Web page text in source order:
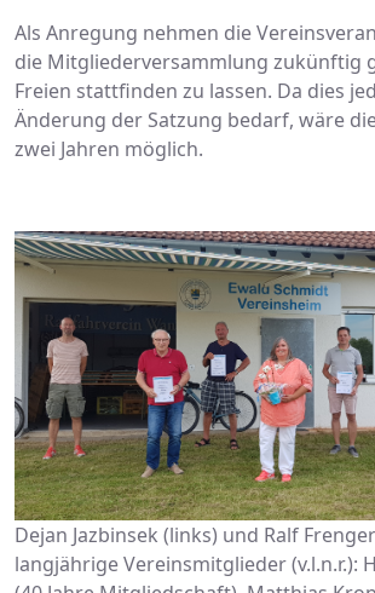
Als Anregung nehmen die
die Mitgliederversammlung zukünftig
Freien stattfinden zu lassen. Da dies
Änderung der Satzung bedarf, wäre
zwei Jahren möglich.
Dejan Jazbinsek (links) und Ralf
langjährige Vereinsmitglieder (v.l.n.r.):